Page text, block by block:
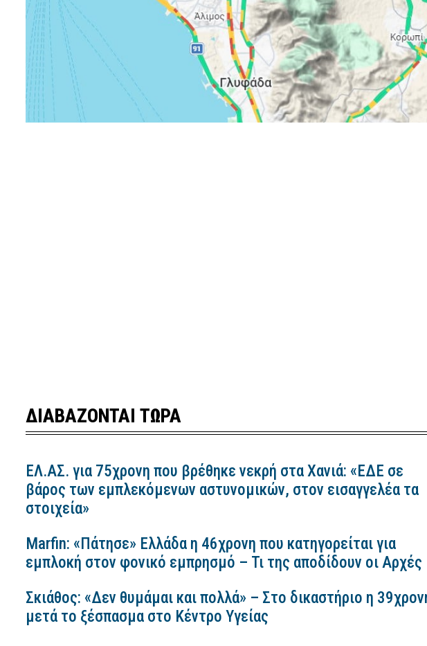
ΔΙΑΒΑΖΟΝΤΑΙ ΤΩΡΑ
ΕΛ.ΑΣ. για 75χρονη που βρέθηκε νεκρή στα Χανιά: «ΕΔΕ σε
βάρος των εμπλεκόμενων αστυνομικών, στον εισαγγελέα τα
στοιχεία»
Marfin: «Πάτησε» Ελλάδα η 46χρονη που κατηγορείται για
εμπλοκή στον φονικό εμπρησμό – Τι της αποδίδουν οι Αρχές
Σκιάθος: «Δεν θυμάμαι και πολλά» – Στο δικαστήριο η
μετά το ξέσπασμα στο Κέντρο Υγείας